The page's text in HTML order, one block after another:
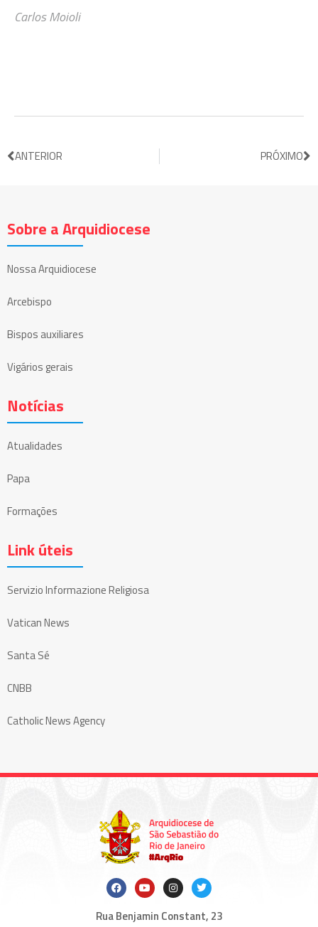
Carlos Moioli
ANTERIOR PRÓXIMO
Sobre a Arquidiocese
Nossa Arquidiocese
Arcebispo
Bispos auxiliares
Vigários gerais
Notícias
Atualidades
Papa
Formações
Link úteis
Servizio Informazione Religiosa
Vatican News
Santa Sé
CNBB
Catholic News Agency
Rua Benjamin Constant, 23